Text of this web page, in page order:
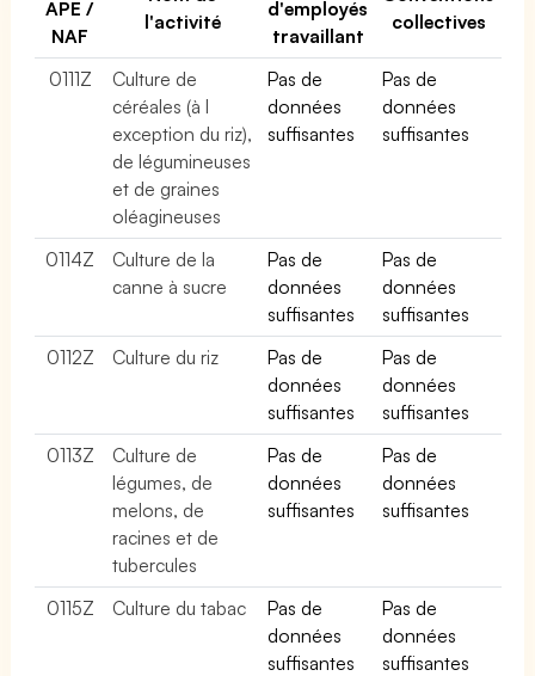
APE /
NAF
l'activité
d'employés
travaillant
collectives
0111Z
Culture de
céréales (à l
exception du riz),
de légumineuses
et de graines
oléagineuses
Pas de
données
suffisantes
Pas de
données
suffisantes
0114Z
Culture de la
canne à sucre
Pas de
données
suffisantes
Pas de
données
suffisantes
0112Z
Culture du riz
Pas de
données
suffisantes
Pas de
données
suffisantes
0113Z
Culture de
légumes, de
melons, de
racines et de
tubercules
Pas de
données
suffisantes
Pas de
données
suffisantes
0115Z Culture du tabac
Pas de
données
suffisantes
Pas de
données
suffisantes